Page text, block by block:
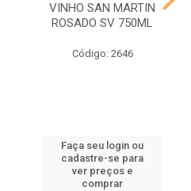
VINHO SAN MARTIN
ROSADO SV 750ML
Código: 2646
Faça seu login ou
cadastre-se para
ver preços e
comprar